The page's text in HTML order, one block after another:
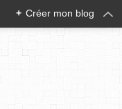
+ Créer mon blog